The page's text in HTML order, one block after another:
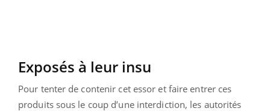
Exposés à leur insu
Pour tenter de contenir cet essor et faire entrer ces
produits sous le coup d’une interdiction, les autorités